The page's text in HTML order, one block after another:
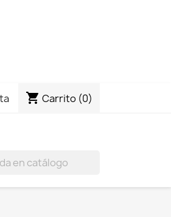
shopping_cart Carrito (0)